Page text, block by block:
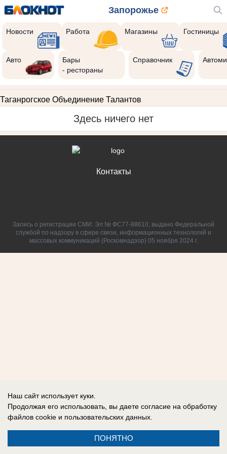
Запорожье
Новости Работа Магазины Гостиницы
Авто
Бары
- рестораны
Справочник
Таганрогское Объединение Талантов
Здесь ничего нет
Контакты
Запись о регистрации СМИ: Эл № ФС77-88610, выдано Федеральной
службой по надзору в сфере связи, информационных технологий и
массовых коммуникаций (Роскомнадзор) 05 ноября 2024 г.
Наш сайт использует куки.
Продолжая его использовать, вы даете согласие на обработку
файлов cookie и пользовательских данных.
ПОНЯТНО